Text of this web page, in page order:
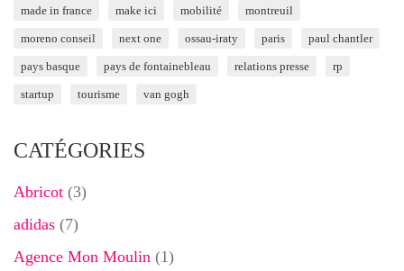
made in france make ici mobilité montreuil
moreno conseil next one ossau-iraty paris paul chantler
pays basque pays de fontainebleau relations presse rp
startup tourisme van gogh
CATÉGORIES
Abricot (3)
adidas (7)
Agence Mon Moulin (1)